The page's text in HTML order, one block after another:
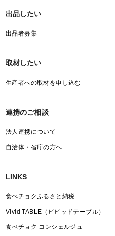
出品したい
出品者募集
取材したい
生産者への取材を申し込む
連携のご相談
法人連携について
自治体・省庁の方へ
LINKS
食べチョクふるさと納税
Vivid TABLE（ビビッドテーブル）
食べチョク コンシェルジュ